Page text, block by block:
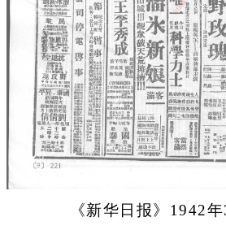
《新华日报》1942